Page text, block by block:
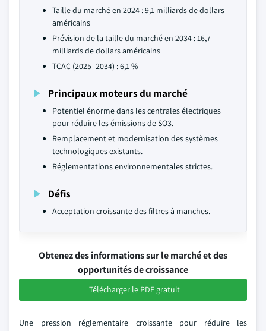
Taille du marché en 2024 : 9,1 milliards de dollars
américains
Prévision de la taille du marché en 2034 : 16,7
milliards de dollars américains
TCAC (2025–2034) : 6,1 %
Principaux moteurs du marché
Potentiel énorme dans les centrales électriques
pour réduire les émissions de SO3.
Remplacement et modernisation des systèmes
technologiques existants.
Réglementations environnementales strictes.
Défis
Acceptation croissante des filtres à manches.
Obtenez des informations sur le marché et des
opportunités de croissance
Télécharger le PDF gratuit
Une pression réglementaire croissante pour réduire les